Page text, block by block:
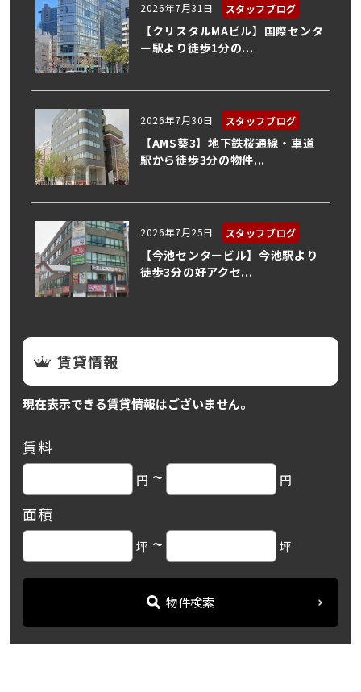
2026年7月31日 スタッフブログ
【クリスタルMAビル】国際センタ
ー駅より徒歩1分の...
2026年7月30日 スタッフブログ
【AMS葵3】地下鉄桜通線・車道
駅から徒歩3分の物件...
2026年7月25日 スタッフブログ
【今池センタービル】今池駅より
徒歩3分の好アクセ...
賃貸情報
現在表示できる賃貸情報はございません。
賃料
円 ~ 円
面積
坪 ~ 坪
物件検索